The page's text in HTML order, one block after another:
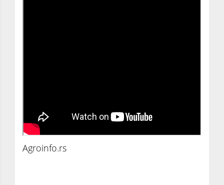
Agroinfo.rs